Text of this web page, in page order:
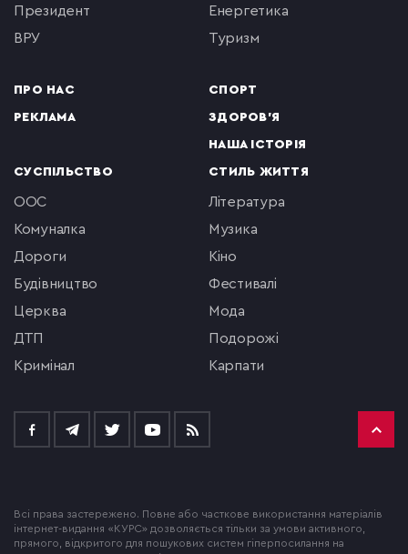
президент
ВРУ
ПРО НАС
РЕКЛАМА
енергетика
туризм
СПОРТ
ЗДОРОВ'Я
НАША ІСТОРІЯ
СУСПІЛЬСТВО
ООС
комуналка
Дороги
будівництво
церква
ДТП
кримінал
СТИЛЬ ЖИТТЯ
література
музика
кіно
фестивалі
мода
подорожі
Карпати
Всі права застережено. Повне або часткове використання матеріалів
інтернет-видання «КУРС» дозволяється тільки за умови активного,
прямого, відкритого для пошукових систем гіперпосилання на